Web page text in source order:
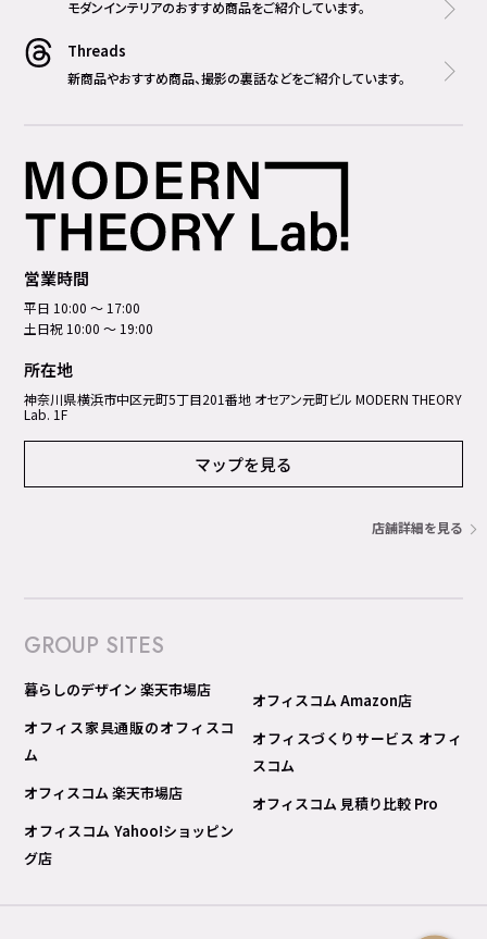
モダンインテリアのおすすめ商品をご紹介しています。
Threads
新商品やおすすめ商品、撮影の裏話などをご紹介しています。
営業時間
平日 10:00 ～ 17:00
土日祝 10:00 ～ 19:00
所在地
神奈川県横浜市中区元町5丁⽬201番地 オセアン元町ビル MODERN THEORY
Lab. 1F
マップを見る
店舗詳細を見る
GROUP SITES
暮らしのデザイン 楽天市場店
オフィス家具通販のオフィスコ
ム
オフィスコム 楽天市場店
オフィスコム Yahoo!ショッピン
グ店
オフィスコム Amazon店
オフィスづくりサービス オフィ
スコム
オフィスコム 見積り比較 Pro